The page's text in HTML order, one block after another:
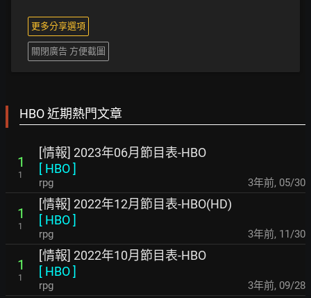
更多分享選項
關閉廣告 方便截圖
HBO 近期熱門文章
1
1
[情報] 2023年06月節目表-HBO
[ HBO]
rpg 3年前, 05/30
1
1
[情報] 2022年12月節目表-HBO(HD)
[ HBO]
rpg 3年前, 11/30
1
1
[情報] 2022年10月節目表-HBO
[ HBO]
rpg 3年前, 09/28